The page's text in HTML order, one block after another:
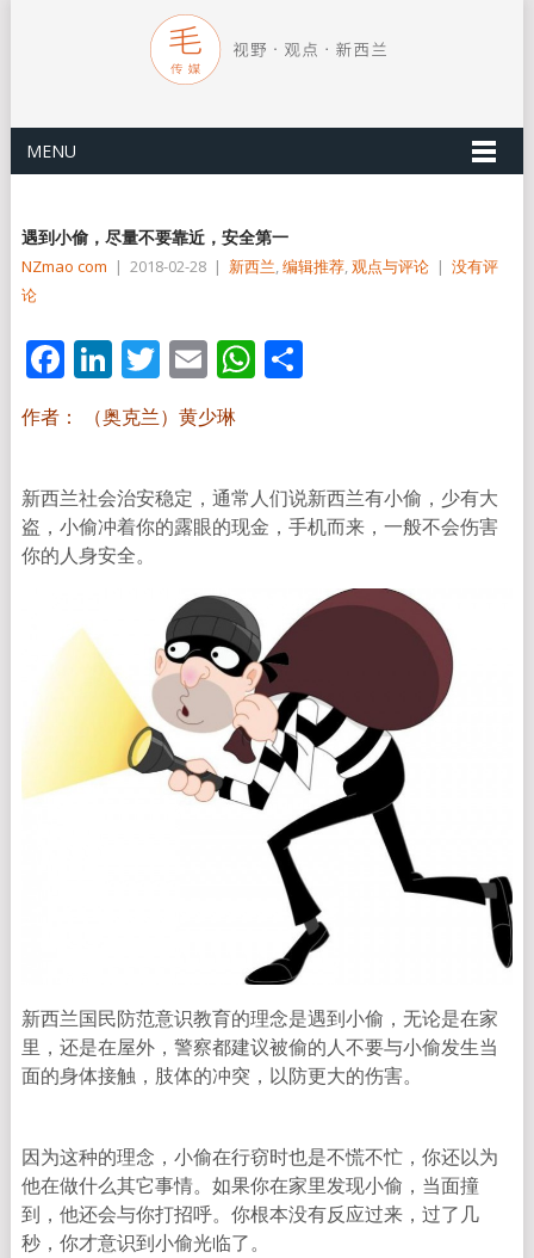
MENU
遇到小偷，尽量不要靠近，安全第一
NZmao com | 2018-02-28 | 新西兰,编辑推荐,观点与评论 | 没有评
论
Facebook
LinkedIn
Twitter
EmailWhatsApp
分
作者： （奥克兰）黄少琳
新西兰社会治安稳定，通常人们说新西兰有小偷，少有大
盗，小偷冲着你的露眼的现金，手机而来，一般不会伤害
你的人身安全。
新西兰国民防范意识教育的理念是遇到小偷，无论是在家
里，还是在屋外，警察都建议被偷的人不要与小偷发生当
面的身体接触，肢体的冲突，以防更大的伤害。
因为这种的理念，小偷在行窃时也是不慌不忙，你还以为
他在做什么其它事情。如果你在家里发现小偷，当面撞
到，他还会与你打招呼。你根本没有反应过来，过了几
秒，你才意识到小偷光临了。